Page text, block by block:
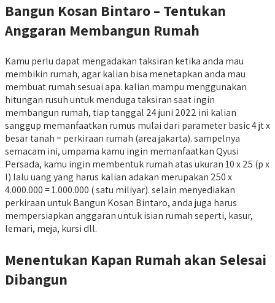
Bangun Kosan Bintaro – Tentukan
Anggaran Membangun Rumah
Kamu perlu dapat mengadakan taksiran ketika anda mau
membikin rumah, agar kalian bisa menetapkan anda mau
membuat rumah sesuai apa. kalian mampu menggunakan
hitungan rusuh untuk menduga taksiran saat ingin
membangun rumah, tiap tanggal 24 juni 2022 ini kalian
sanggup memanfaatkan rumus mulai dari parameter basic 4 jt x
besar tanah = perkiraan rumah (area jakarta). sampelnya
semacam ini, umpama kamu ingin memanfaatkan Qyusi
Persada, kamu ingin membentuk rumah atas ukuran 10 x 25 (p x
l) lalu uang yang harus kalian adakan merupakan 250 x
4.000.000 = 1.000.000 ( satu miliyar). selain menyediakan
perkiraan untuk Bangun Kosan Bintaro, anda juga harus
mempersiapkan anggaran untuk isian rumah seperti, kasur,
lemari, meja, kursi dll.
Menentukan Kapan Rumah akan Selesai
Dibangun